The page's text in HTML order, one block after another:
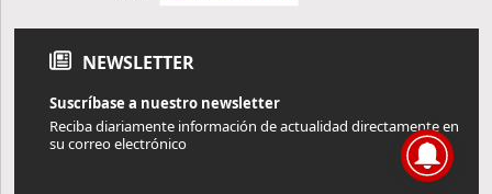
NEWSLETTER
Suscríbase a nuestro newsletter
Reciba diariamente información de actualidad directamente en
su correo electrónico